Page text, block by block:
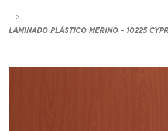
LAMINADO PLÁSTICO MERINO – 10225